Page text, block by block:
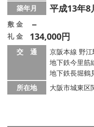
築年月 平成13年8
敷 金 －
礼 金 134,000円
交 通
京阪本線 野
地下鉄今里筋
地下鉄長堀鶴
所在地
大阪市城東区